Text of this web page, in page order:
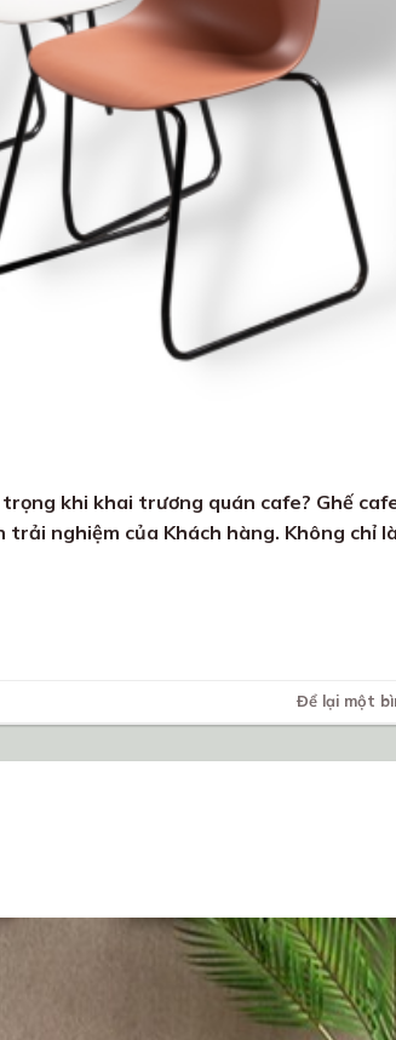
khi khai trương quán cafe? Ghế
nghiệm của Khách hàng. Không chỉ
Để lại một